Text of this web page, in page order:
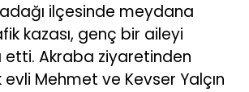
ilçesinde meydana
kazası, genç bir aileyi
Akraba ziyaretinden
evli Mehmet ve Kevser Yalçın